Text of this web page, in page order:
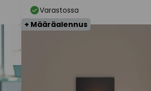
Varastossa
+ Määräalennus